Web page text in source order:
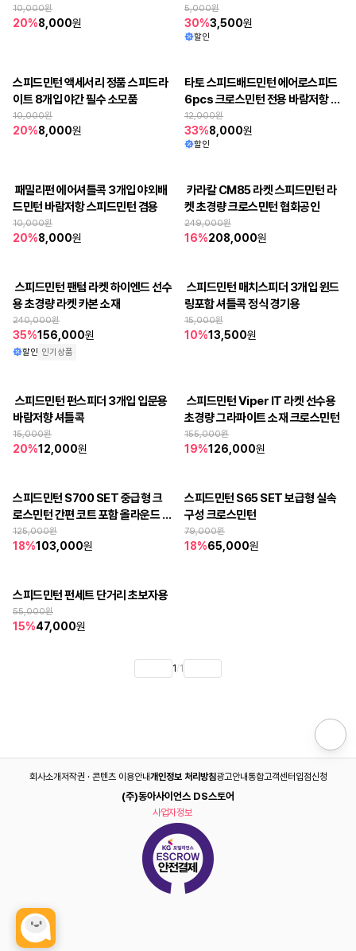
콘
10,000원
20%8,000원
5,000원
30%3,500원
할인
스피드민턴 액세서리 정품 스피드라
이트 8개입 야간 필수 소모품
10,000원
20%8,000원
판매 종료
보내주신 성원에 감사드립니다.
타토 스피드배드민턴 에어로스피드
6pcs 크로스민턴 전용 바람저항 셔
틀콕
12,000원
33%8,000원
할인
패밀리펀 에어셔틀콕 3개입 야외배
드민턴 바람저항 스피드민턴 겸용
10,000원
20%8,000원
카라칼 CM85 라켓 스피드민턴 라
켓 초경량 크로스민턴 협회공인
249,000원
16%208,000원
스피드민턴 팬텀 라켓 하이엔드 선수
용 초경량 라켓 카본 소재
240,000원
35%156,000원
할인 인기상품
스피드민턴 매치스피더 3개입 윈드
링포함 셔틀콕 정식 경기용
15,000원
10%13,500원
스피드민턴 펀스피더 3개입 입문용
바람저향 셔틀콕
15,000원
20%12,000원
스피드민턴 Viper IT 라켓 선수용
초경량 그라파이트 소재 크로스민턴
155,000원
19%126,000원
스피드민턴 S700 SET 중급형 크
로스민턴 간편 코트 포함 올라운드 구
성
125,000원
18%103,000원
스피드민턴 S65 SET 보급형 실속
구성 크로스민턴
79,000원
18%65,000원
스피드민턴 펀세트 단거리 초보자용
55,000원
15%47,000원
1/1
(주)동아사이언스 DS스토어
회사소개저작권 · 콘텐츠 이용안내개인정보 처리방침광고안내통합고객센터입점신청
사업자정보